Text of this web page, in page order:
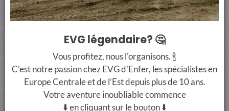
+33 7 66 38 90 00
info@evgdenferbudapest.com
Conditions GénéralesEVG légendaire? 🤔
Vous profitez, nous l'organisons. 🍾
C’est notre passion chez EVG d'Enfer, les spécialistes en
Europe Centrale et de l’Est depuis plus de 10 ans.
Votre aventure inoubliable commence
⬇️ en cliquant sur le bouton ⬇️